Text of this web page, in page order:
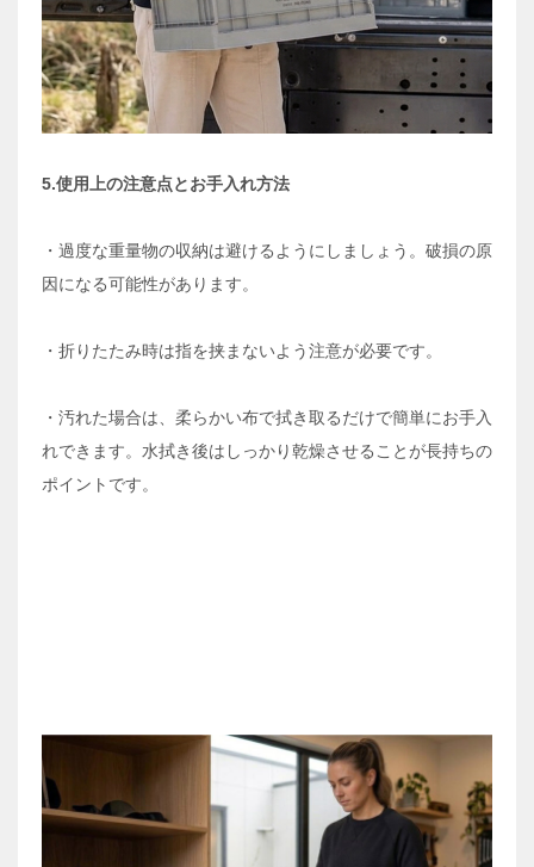
5.使用上の注意点とお手入れ方法
・過度な重量物の収納は避けるようにしましょう。破損の原
因になる可能性があります。
・折りたたみ時は指を挟まないよう注意が必要です。
・汚れた場合は、柔らかい布で拭き取るだけで簡単にお手入
れできます。水拭き後はしっかり乾燥させることが長持ちの
ポイントです。